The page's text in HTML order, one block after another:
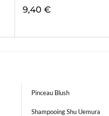
9,40 €
Pinceau Blush
Shampooing Shu Uemura